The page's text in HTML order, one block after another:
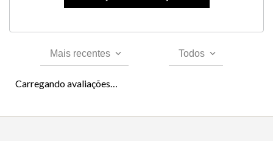
Mais recentes Todos
Carregando avaliações…